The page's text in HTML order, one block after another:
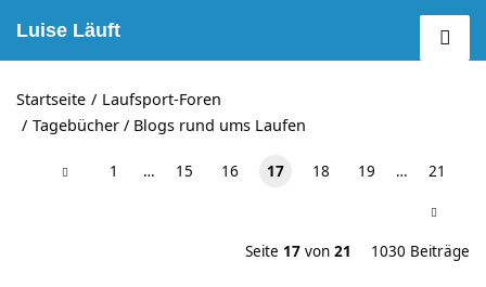
Luise Läuft
Startseite
Laufsport-Foren
Tagebücher / Blogs rund ums Laufen
1 … 15 16 17 18 19 … 21
Seite 17 von 21 1030 Beiträge